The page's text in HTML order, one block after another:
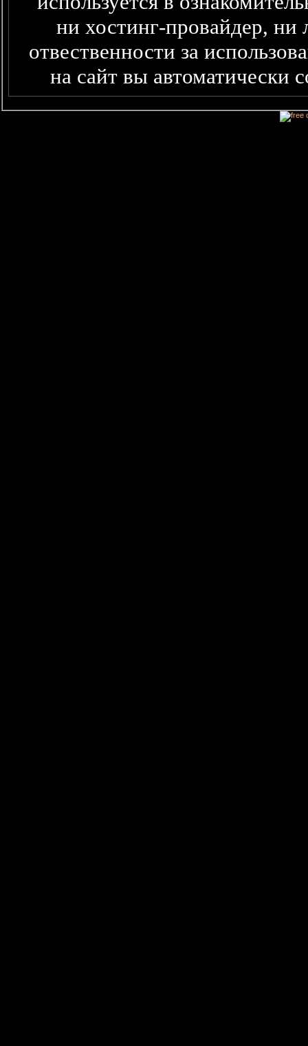
ни хостинг-провайдер,
отвественности за
на сайт вы автоматически